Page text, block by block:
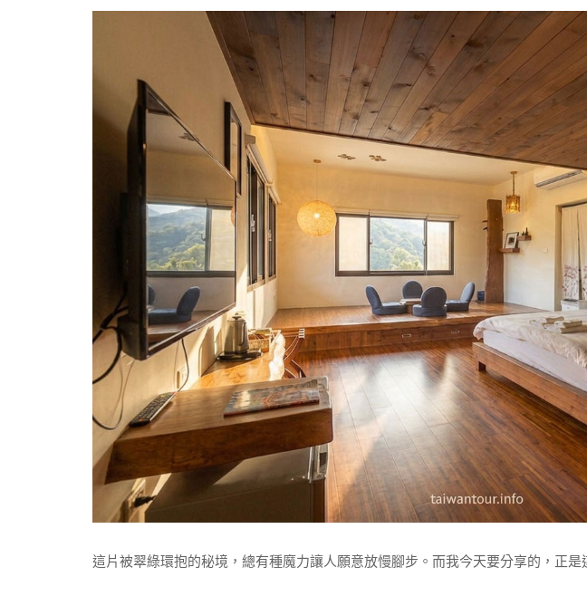
這片被翠綠環抱的秘境，總有種魔力讓人願意放慢腳步。而我今天要分享的，正